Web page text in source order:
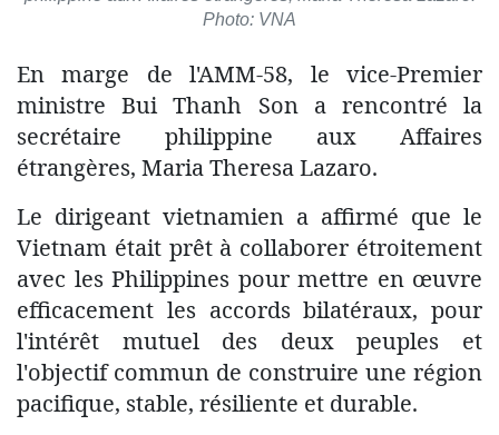
Photo: VNA
En marge de l'AMM-58, le vice-Premier
ministre Bui Thanh Son a rencontré la
secrétaire philippine aux Affaires
étrangères, Maria Theresa Lazaro.
Le dirigeant vietnamien a affirmé que le
Vietnam était prêt à collaborer étroitement
avec les Philippines pour mettre en œuvre
efficacement les accords bilatéraux, pour
l'intérêt mutuel des deux peuples et
l'objectif commun de construire une région
pacifique, stable, résiliente et durable.